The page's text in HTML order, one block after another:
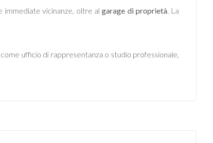
immediate vicinanze, oltre algarage di proprietà. La
come ufficio di rappresentanza o studio professionale,